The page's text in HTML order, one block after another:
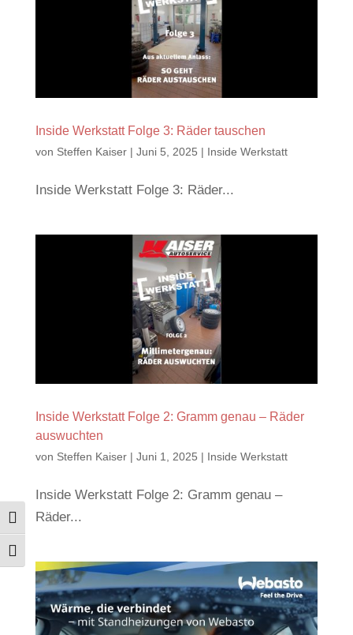
Umschalten auf hohe Kontraste
Schrift vergrößern
Inside Werkstatt Folge 3: Räder tauschen
von Steffen Kaiser| Juni 5, 2025 | Inside Werkstatt
Inside Werkstatt Folge 3: Räder...
Inside Werkstatt Folge 2: Gramm genau – Räder
auswuchten
von Steffen Kaiser| Juni 1, 2025 | Inside Werkstatt
Inside Werkstatt Folge 2: Gramm genau –
Räder...